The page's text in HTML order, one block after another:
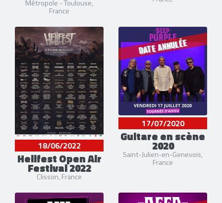
Métropole - Toulouse,
France
18/06/2022
Hellfest Open Air
Festival 2022
Clisson, France
17/07/2020
Guitare en scène
2020
Saint-Julien-en-Genevois,
France
DATE ANNULÉE